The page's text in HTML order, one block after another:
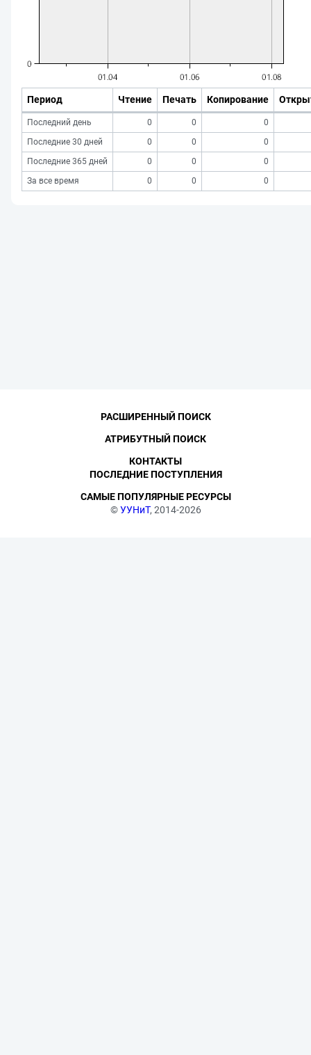
Период Чтение Печать Копирование
Последний день 0 0
0
Последние 30 дней
0 0
0
Последние 365 дней
0 0
0
За все время
0 0 0
©УУНиТ, 2014-2026
РАСШИРЕННЫЙ ПОИСК
АТРИБУТНЫЙ ПОИСК
КОНТАКТЫ
ПОСЛЕДНИЕ ПОСТУПЛЕНИЯ
САМЫЕ ПОПУЛЯРНЫЕ РЕСУРСЫ